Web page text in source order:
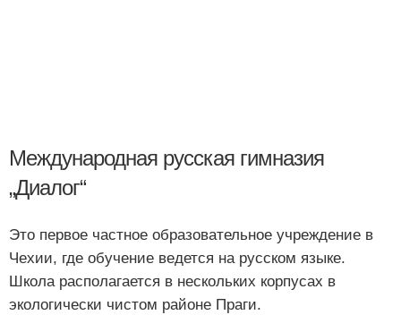
Международная русская гимназия
„Диалог“
Это первое частное образовательное учреждение в
Чехии, где обучение ведется на русском языке.
Школа располагается в нескольких корпусах в
экологически чистом районе Праги.